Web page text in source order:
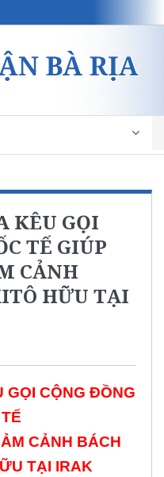
KÊU GỌI
TẾ GIÚP
CẢNH
HỮU TẠI
GỌI CỘNG ĐỒNG
CẢNH BÁCH
TẠI IRAK